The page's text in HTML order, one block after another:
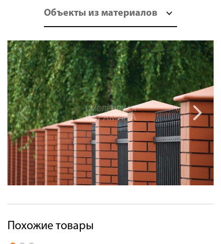
Объекты из материалов
Похожие товары